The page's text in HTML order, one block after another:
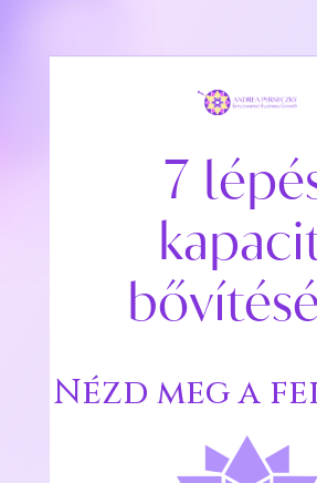
7
Nézd meg a